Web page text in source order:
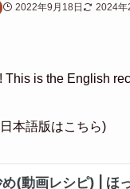
2022年9月18日 2024年
This is the English
本語版はこちら)